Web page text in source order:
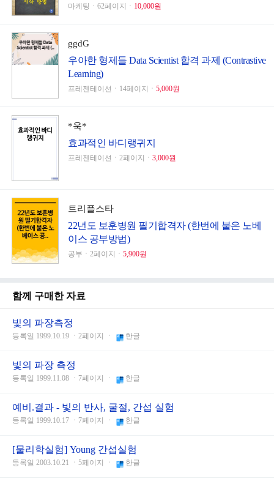
마케팅ㆍ62페이지ㆍ 10,000원
ggdG
우아한 형제들 Data Scientist 합격 과제 (Contrastive
Learning)
프레젠테이션ㆍ14페이지ㆍ 5,000원
*욱*
효과적인 바디랭귀지
프레젠테이션ㆍ2페이지ㆍ 3,000원
트리플스타
22년도 보훈병원 필기합격자 (한번에 붙은 노베
이스 공부방법)
공부ㆍ2페이지ㆍ 5,900원
함께 구매한 자료
빛의 파장측정
등록일 1999.10.19 ㆍ2페이지 ㆍ 한글
빛의 파장 측정
등록일 1999.11.08 ㆍ7페이지 ㆍ 한글
예비.결과 - 빛의 반사, 굴절, 간섭 실험
등록일 1999.10.17 ㆍ7페이지 ㆍ 한글
[물리학실험] Young 간섭실험
등록일 2003.10.21 ㆍ5페이지 ㆍ 한글